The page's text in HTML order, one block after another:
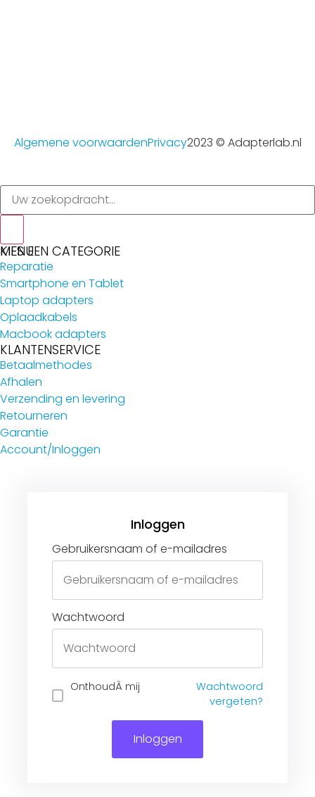
Algemene voorwaardenPrivacy2023 © Adapterlab.nl
MENU
KIES EEN CATEGORIE
Reparatie
Smartphone en Tablet
Laptop adapters
Oplaadkabels
Macbook adapters
KLANTENSERVICE
Betaalmethodes
Afhalen
Verzending en levering
Retourneren
Garantie
Account/Inloggen
Gebruikersnaam of e-mailadres
Wachtwoord
Inloggen